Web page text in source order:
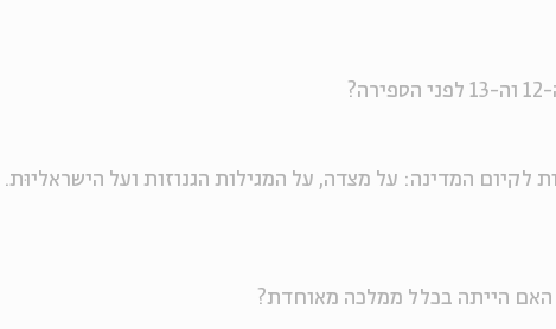
לקיום המדינה: על מצדה, על המגילות הגנוזות ועל הישראליוּת.
האם הייתה בכלל ממלכה מאוחדת?